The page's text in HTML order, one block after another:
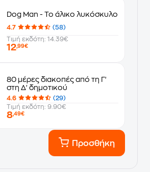
Dog Man - Το άλικο λυκόσκυλο
4.7
(58)
Τιμή εκδότη: 14.39€
12,99€
80 μέρες διακοπές από τη Γ'
στη Δ' δημοτικού
4.6
(29)
Τιμή εκδότη: 9.90€
8,49€
Προσθήκη